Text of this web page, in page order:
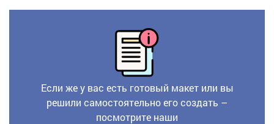
Если же у вас есть готовый макет или вы
решили самостоятельно его создать –
посмотрите наши